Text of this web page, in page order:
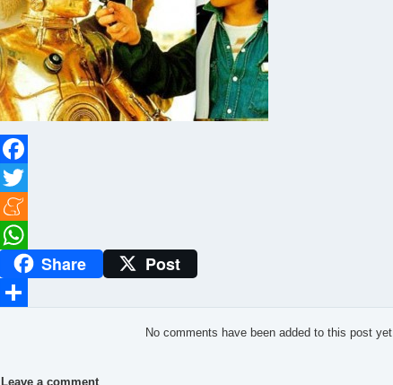
Facebook
Twitter
Meneame
WhatsAppShare Post
No comments have been added to this post yet.
Leave a comment